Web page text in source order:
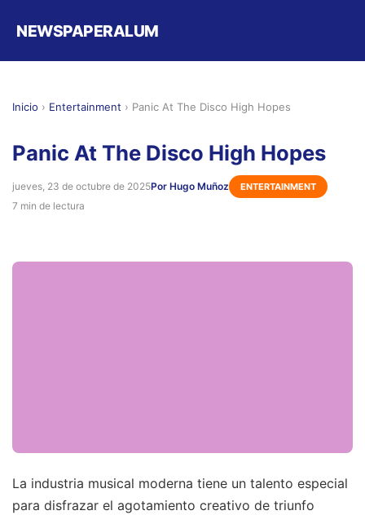
NEWSPAPERALUM
Inicio › Entertainment › Panic At The Disco High Hopes
Panic At The Disco High Hopes
jueves, 23 de octubre de 2025Por Hugo Muñoz ENTERTAINMENT
7 min de lectura
La industria musical moderna tiene un talento especial
para disfrazar el agotamiento creativo de triunfo